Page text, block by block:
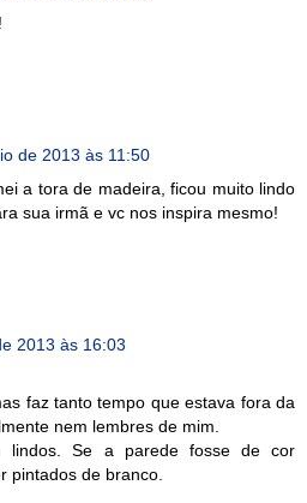
de 2013 às 11:50
a tora de madeira, ficou muito lindo
sua irmã e vc nos inspira mesmo!
2013 às 16:03
faz tanto tempo que estava fora da
nem lembres de mim.
lindos. Se a parede fosse de cor
pintados de branco.